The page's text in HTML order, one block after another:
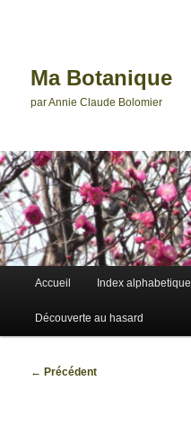
Ma Botanique
par Annie Claude Bolomier
Accueil Index alphabetique
Découverte au hasard
Navigation
← Précédent